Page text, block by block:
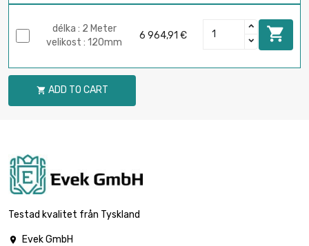
délka : 2 Meter
velikost : 120mm
6 964,91 € 
 ADD TO CART
Testad kvalitet från Tyskland

Evek GmbH